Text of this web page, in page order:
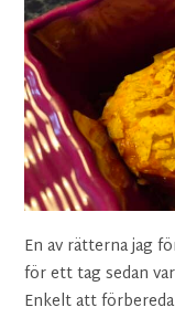
En av rätterna jag
för ett tag sedan
Enkelt att